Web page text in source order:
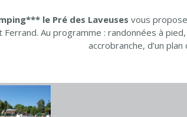
le Pré des Laveuses vous
Ferrand. Au programme : randonnées à
accrobranche, d’un